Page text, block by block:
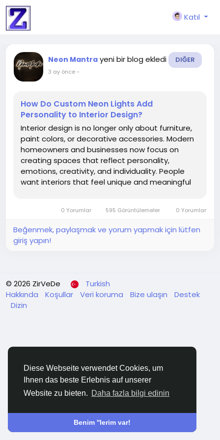
Diese Webseite verwendet Cookies, um
Ihnen das beste Erlebnis auf unserer
Website zu bieten. Daha fazla bilgi edinin
Benim ''lerim var!
Katıl
Neon Mantra yeni bir blog ekledi DIĞER
3 ay önce-
How Do Custom Neon Lights Add
Personality to Interior Design?
Interior design is no longer only about furniture,
paint colors, or decorative accessories. Modern
homeowners and businesses now focus on
creating spaces that reflect personality,
emotions, creativity, and individuality. People
want interiors that feel unique and meaningful
achieving this...0 Yorumlar 595 Görüntülemeler 0 Yorumlar
Beğenmek, paylaşmak ve yorum yapmak için lütfen
giriş yapın!
© 2026 ZirVeDe
Turkish
Hakkında
Koşullar Veri koruma Bize ulaşın
Destek
Dizin